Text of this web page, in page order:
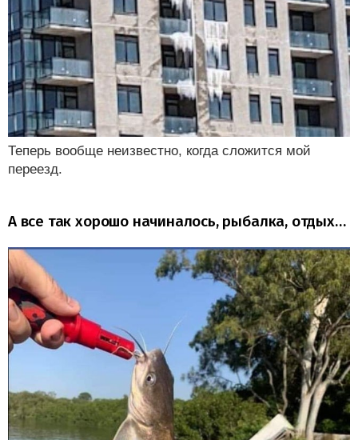
Теперь вообще неизвестно, когда сложится мой
переезд.
А все так хорошо начиналось, рыбалка, отдых…